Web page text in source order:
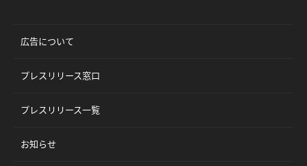
広告について
プレスリリース窓口
プレスリリース一覧
お知らせ